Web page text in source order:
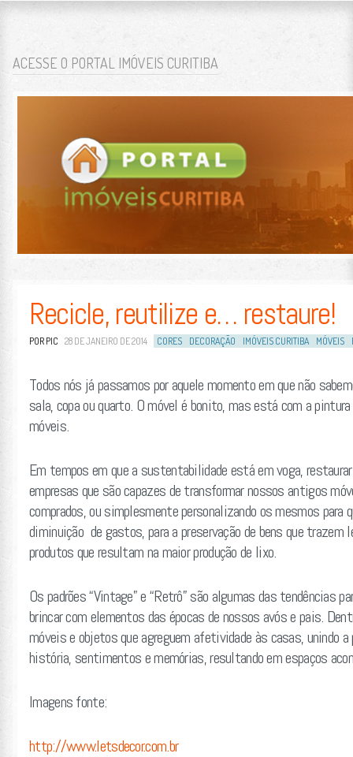
BLOG PORTAL
O BLOG PORTAL IMÓVEIS CURITIBA TEM FOCO NO MERCADO IMOBILIÁRIO
MENU
SKIP TO CONTENT
ACESSE O PORTAL IMÓVEIS CURITIBA
Recicle, reutilize e… restaure!
POR PIC 28 DE JANEIRO DE 2014 CORES DECORAÇÃO IMÓVEIS CURITIBA MÓVEIS
Todos nós já passamos por aquele momento em que não
sala, copa ou quarto. O móvel é bonito, mas está com a
móveis.
Em tempos em que a sustentabilidade está em voga,
empresas que são capazes de transformar nossos antigos
comprados, ou simplesmente personalizando os mesmos para
diminuição de gastos, para a preservação de bens que
produtos que resultam na maior produção de lixo.
Os padrões “Vintage” e “Retrô” são algumas das tendências
brincar com elementos das épocas de nossos avós e pais.
móveis e objetos que agreguem afetividade às casas, unindo
história, sentimentos e memórias, resultando em espaços
Imagens fonte:
http://www.letsdecor.com.br